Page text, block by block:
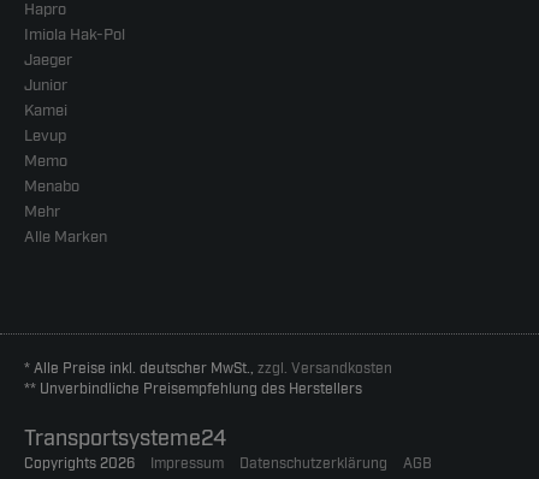
Hapro
Imiola Hak-Pol
Jaeger
Junior
Kamei
Levup
Memo
Menabo
Mehr
Alle Marken
* Alle Preise inkl. deutscher MwSt., zzgl. Versandkosten
** Unverbindliche Preisempfehlung des Herstellers
Transportsysteme24
Copyrights 2026 Impressum Datenschutzerklärung AGB